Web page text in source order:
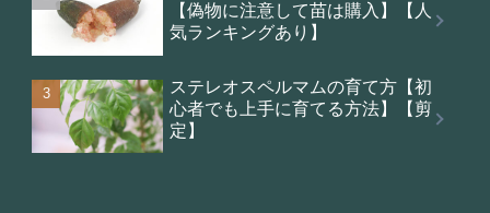
【偽物に注意して苗は購入】【人
気ランキングあり】
ステレオスペルマムの育て方【初
心者でも上手に育てる方法】【剪
定】